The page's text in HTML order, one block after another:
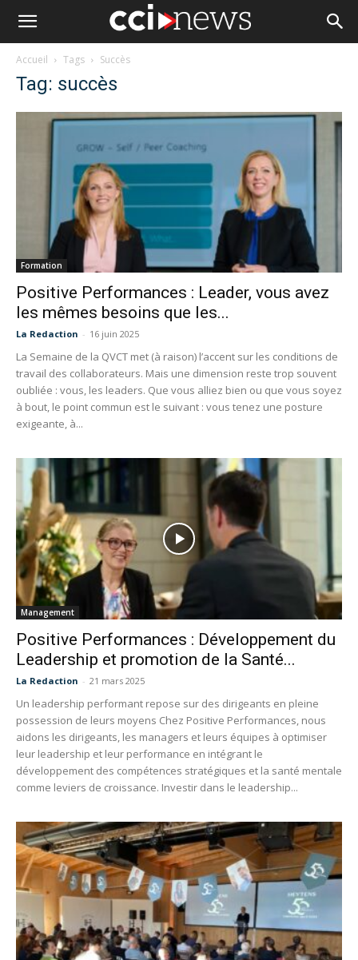
Accueil Tags Succès
Tag: succès
Formation
Positive Performances : Leader, vous avez
les mêmes besoins que les...
La Redaction - 16 juin 2025
La Semaine de la QVCT met (à raison) l’accent sur les conditions de
travail des collaborateurs. Mais une dimension reste trop souvent
oubliée : vous, les leaders. Que vous alliez bien ou que vous soyez
à bout, le point commun est le suivant : vous tenez une posture
exigeante, à...
Management
Positive Performances : Développement du
Leadership et promotion de la Santé...
La Redaction - 21 mars 2025
Un leadership performant repose sur des dirigeants en pleine
possession de leurs moyens Chez Positive Performances, nous
aidons les dirigeants, les managers et leurs équipes à optimiser
leur leadership et leur performance en intégrant le
développement des compétences stratégiques et la santé mentale
comme leviers de croissance. Investir dans le leadership...